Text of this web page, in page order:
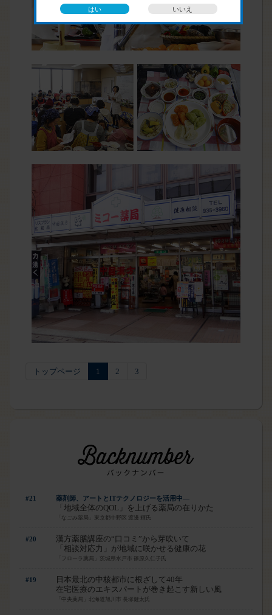
トップページ 1 2 3
#21 薬剤師、アートとITテクノロジーを活用中―
「地域全体のQOL」を上げる薬局の在りかた
「なごみ薬局」東京都中野区 渡邊 輝氏
#20
漢方薬膳講座の“口コミ”から芽吹いて
「相談対応力」が地域に咲かせる健康の花
「フローラ薬局」茨城県水戸市 篠原久仁子氏
#19
日本最北の中核都市に根ざして40年
在宅医療のエキスパートが巻き起こす新しい風
「中央薬局」北海道旭川市 長塚健太氏